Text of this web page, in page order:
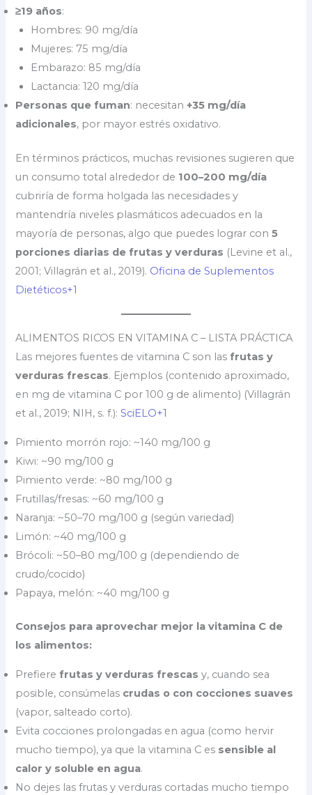
≥19 años:
Hombres: 90 mg/día
Mujeres: 75 mg/día
Embarazo: 85 mg/día
Lactancia: 120 mg/día
Personas que fuman: necesitan+35 mg/día
adicionales, por mayor estrés oxidativo.
En términos prácticos, muchas revisiones sugieren que
un consumo total alrededor de 100–200 mg/día
cubriría de forma holgada las necesidades y
mantendría niveles plasmáticos adecuados en la
mayoría de personas, algo que puedes lograr con5
porciones diarias de frutas y verduras (Levine et al.,
2001; Villagrán et al., 2019). Oficina de Suplementos
Dietéticos+1
ALIMENTOS RICOS EN VITAMINA C – LISTA PRÁCTICA
Las mejores fuentes de vitamina C son lasfrutas y
verduras frescas. Ejemplos (contenido aproximado,
en mg de vitamina C por 100 g de alimento) (Villagrán
et al., 2019; NIH, s. f.):SciELO+1
Pimiento morrón rojo: ~140 mg/100 g
Kiwi: ~90 mg/100 g
Pimiento verde: ~80 mg/100 g
Frutillas/fresas: ~60 mg/100 g
Naranja: ~50–70 mg/100 g (según variedad)
Limón: ~40 mg/100 g
Brócoli: ~50–80 mg/100 g (dependiendo de
crudo/cocido)
Papaya, melón: ~40 mg/100 g
Consejos para aprovechar mejor la vitamina C de
los alimentos:
Prefierefrutas y verduras frescas y, cuando sea
posible, consúmelas crudas o con cocciones suaves
(vapor, salteado corto).
Evita cocciones prolongadas en agua (como hervir
mucho tiempo), ya que la vitamina C es sensible al
calor y soluble en agua.
No dejes las frutas y verduras cortadas mucho tiempo